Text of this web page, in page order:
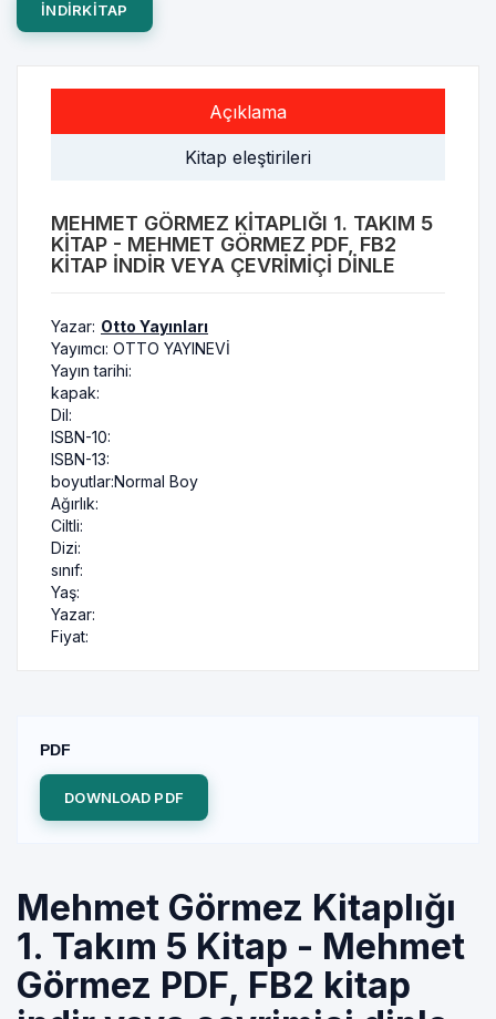
INDIRKITAP
Açıklama
Kitap eleştirileri
MEHMET GÖRMEZ KITAPLIĞI 1. TAKIM 5
KITAP - MEHMET GÖRMEZ PDF, FB2
KITAP INDIR VEYA ÇEVRIMIÇI DINLE
Yazar: Otto Yayınları
Yayımcı: OTTO YAYINEVİ
Yayın tarihi:
kapak:
Dil:
ISBN-10:
ISBN-13:
boyutlar:Normal Boy
Ağırlık:
Ciltli:
Dizi:
sınıf:
Yaş:
Yazar:
Fiyat:
PDF
DOWNLOAD PDF
Mehmet Görmez Kitaplığı
1. Takım 5 Kitap - Mehmet
Görmez PDF, FB2 kitap